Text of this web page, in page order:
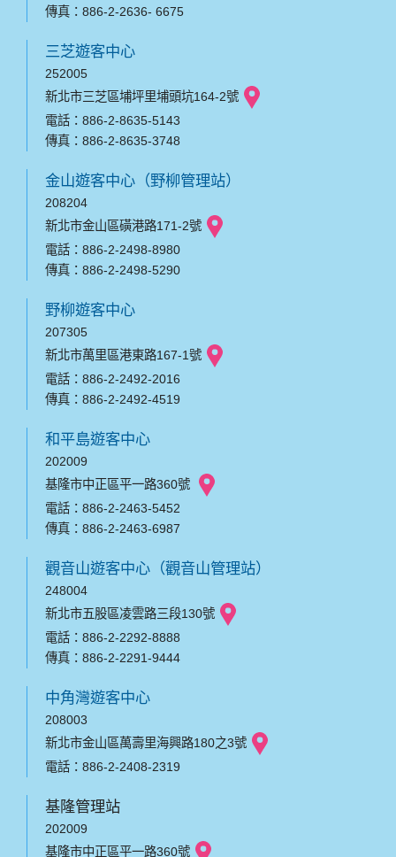
傳真：886-2-2636- 6675
三芝遊客中心
252005
新北市三芝區埔坪里埔頭坑164-2號
電話：886-2-8635-5143
傳真：886-2-8635-3748
金山遊客中心（野柳管理站）
208204
新北市金山區磺港路171-2號
電話：886-2-2498-8980
傳真：886-2-2498-5290
野柳遊客中心
207305
新北市萬里區港東路167-1號
電話：886-2-2492-2016
傳真：886-2-2492-4519
和平島遊客中心
202009
基隆市中正區平一路360號
電話：886-2-2463-5452
傳真：886-2-2463-6987
觀音山遊客中心（觀音山管理站）
248004
新北市五股區凌雲路三段130號
電話：886-2-2292-8888
傳真：886-2-2291-9444
中角灣遊客中心
208003
新北市金山區萬壽里海興路180之3號
電話：886-2-2408-2319
基隆管理站
202009
基隆市中正區平一路360號